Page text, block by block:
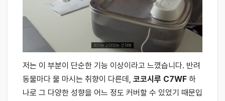
저는 이 부분이 단순한 기능 이상이라고 느꼈습니다. 반려
동물마다 물 마시는 취향이 다른데, 코코시루 C7WF 하
나로 그 다양한 성향을 어느 정도 커버할 수 있었기 때문입